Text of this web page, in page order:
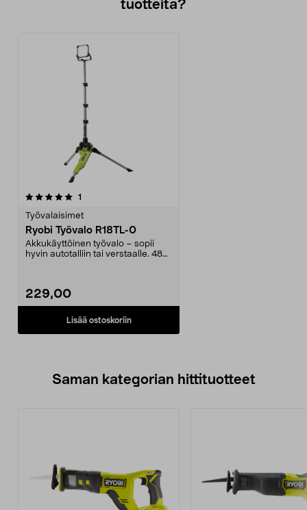
tuotteita?
1
Työvalaisimet
Ryobi Työvalo R18TL-0
Akkukäyttöinen työvalo – sopii
hyvin autotalliin tai verstaalle. 48
229,00
Lisää ostoskoriin
Saman kategorian hittituotteet